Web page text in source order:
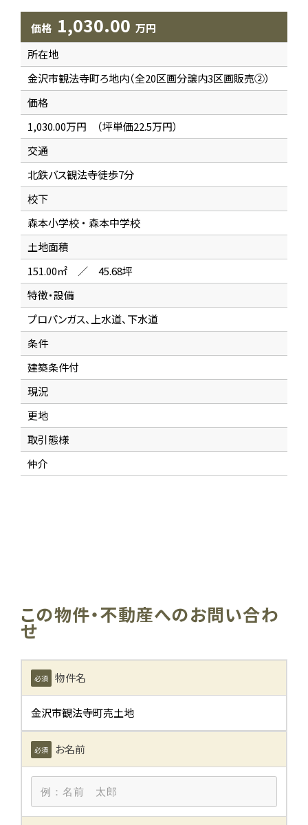
価格 1,030.00 万円
所在地
金沢市観法寺町ろ地内（全20区画分譲内3区画販売②）
価格
1,030.00万円 （坪単価22.5万円）
交通
北鉄バス観法寺徒歩7分
校下
森本小学校 ・ 森本中学校
土地面積
151.00㎡ ／ 45.68坪
特徴・設備
プロパンガス、上水道、下水道
条件
建築条件付
現況
更地
取引態様
仲介
この物件・不動産へのお問い合わ
せ
必須 物件名
金沢市観法寺町売土地
必須 お名前